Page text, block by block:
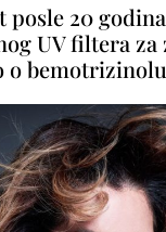
posle 20
UV filtera za
o